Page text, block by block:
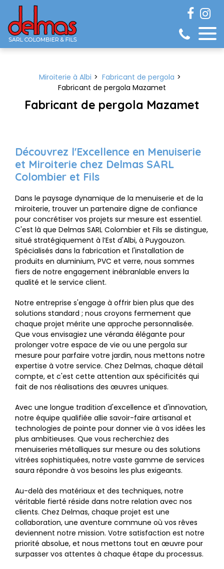
Miroiterie à Albi
Fabricant de pergola
Fabricant de pergola Mazamet
Fabricant de pergola Mazamet
Découvrez l'Excellence en Menuiserie
et Miroiterie chez Delmas SARL
Colombier et Fils
Dans le paysage dynamique de la menuiserie et de la
miroiterie, trouver un partenaire digne de confiance
pour concrétiser vos projets sur mesure est essentiel.
C'est là que Delmas SARL Colombier et Fils se distingue,
situé stratégiquement à l’Est d'Albi, à Puygouzon.
Spécialisés dans la fabrication et l'installation de
produits en aluminium, PVC et verre, nous sommes
fiers de notre engagement inébranlable envers la
qualité et le service client.
Notre entreprise s'engage à offrir bien plus que des
solutions standard ; nous croyons fermement que
chaque projet mérite une approche personnalisée.
Que vous envisagiez une véranda élégante pour
prolonger votre espace de vie ou une pergola sur
mesure pour parfaire votre jardin, nous mettons notre
expertise à votre service. Chez Delmas, chaque détail
compte, et c'est cette attention aux spécificités qui
fait de nos réalisations des œuvres uniques.
Avec une longue tradition d'excellence et d'innovation,
notre équipe qualifiée allie savoir-faire artisanal et
technologies de pointe pour donner vie à vos idées les
plus ambitieuses. Que vous recherchiez des
menuiseries métalliques sur mesure ou des solutions
vitrées sophistiquées, notre vaste gamme de services
saura répondre à vos besoins les plus exigeants.
Au-delà des matériaux et des techniques, notre
véritable fierté réside dans notre relation avec nos
clients. Chez Delmas, chaque projet est une
collaboration, une aventure commune où vos rêves
deviennent notre mission. Votre satisfaction est notre
priorité absolue, et nous mettons tout en œuvre pour
surpasser vos attentes à chaque étape du processus.
Panneau de gestion des cookies